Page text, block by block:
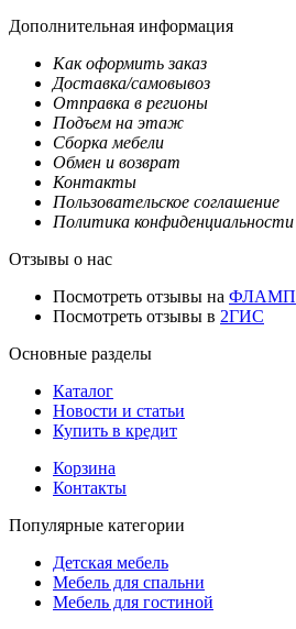
Дополнительная информация
Как оформить заказ
Доставка/самовывоз
Отправка в регионы
Подъем на этаж
Сборка мебели
Обмен и возврат
Контакты
Пользовательское соглашение
Политика конфиденциальности
Отзывы о нас
Посмотреть отзывы на ФЛАМП
Посмотреть отзывы в 2ГИС
Основные разделы
Каталог
Новости и статьи
Купить в кредит
Корзина
Контакты
Популярные категории
Детская мебель
Мебель для спальни
Мебель для гостиной